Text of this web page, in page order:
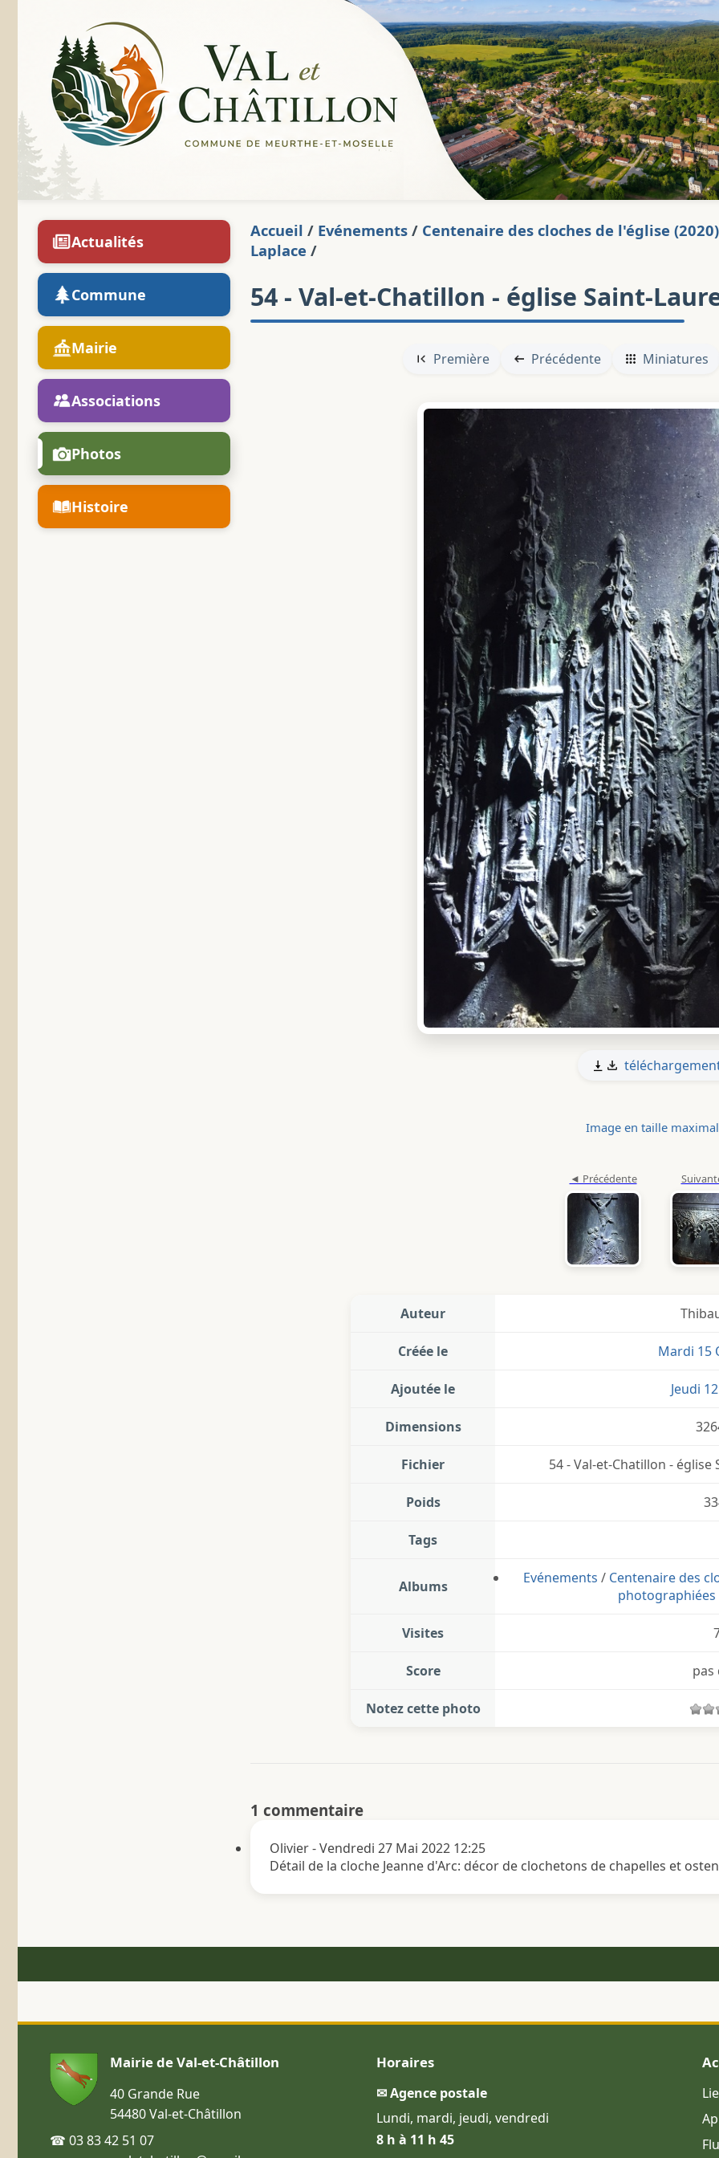
Actualités
Commune
Mairie
Associations
Photos
Histoire
Accueil / Evénements / Centenaire des cloches de l'église (2020)
Laplace /
54 - Val-et-Chatillon - église Saint-
Première Précédente Miniatures
Image en taille
Auteur
Créée le Mardi 15
Ajoutée le Jeudi
Dimensions
Fichier 54 - Val-et-Chatillon - église
Poids
Tags
Albums Evénements / Centenaire des
photographiées
Visites
Score pas
Notez cette photo
1 commentaire
Olivier-Vendredi 27 Mai 2022 12:25
Détail de la cloche Jeanne d'Arc: décor de clochetons de chapelles et
Mairie de Val-et-Châtillon
40 Grande Rue
54480 Val-et-Châtillon
☎ 03 83 42 51 07
Horaires
✉ Agence postale
Lundi, mardi, jeudi, vendredi
8 h à 11 h 45